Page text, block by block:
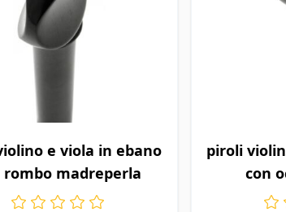
e viola in ebano
rombo madreperla
dipende dalle opzioni scelte nella pagina
piroli
con
Il prezzo